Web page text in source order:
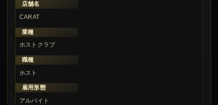
店舗名
CARAT
業種
ホストクラブ
職種
ホスト
雇用形態
アルバイト